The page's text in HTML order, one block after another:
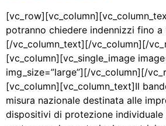
potranno chiedere indennizzi fino a
[/vc_column_text][/vc_column][/
[vc_column][vc_single_image
img_size=”large”][/vc_column][/
[vc_column][vc_column_text]Il
misura nazionale destinata alle
dispositivi di protezione individuale